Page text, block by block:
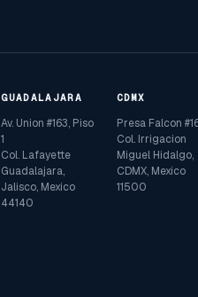
GUADALAJARA
Av. Union #163, Piso
1
Col. Lafayette
Guadalajara,
Jalisco, Mexico
44140
CDMX
Presa Falcon
Col. Irrigacion
Miguel Hidalgo,
CDMX, Mexico
11500